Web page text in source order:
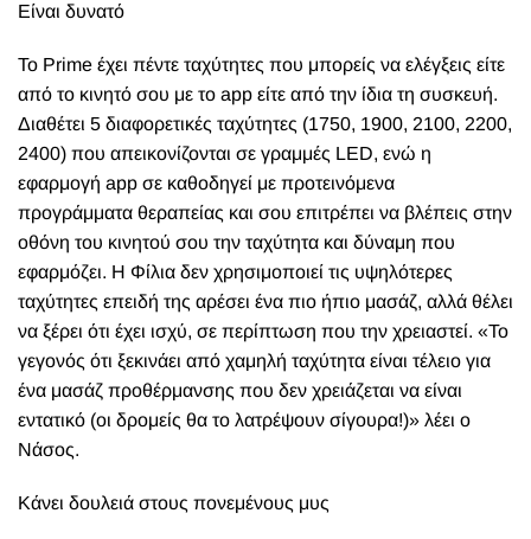
Είναι δυνατό
Το Prime έχει πέντε ταχύτητες που μπορείς να ελέγξεις είτε
από το κινητό σου με το app είτε από την ίδια τη συσκευή.
Διαθέτει 5 διαφορετικές ταχύτητες (1750, 1900, 2100, 2200,
2400) που απεικονίζονται σε γραμμές LED, ενώ η
εφαρμογή app σε καθοδηγεί με προτεινόμενα
προγράμματα θεραπείας και σου επιτρέπει να βλέπεις στην
οθόνη του κινητού σου την ταχύτητα και δύναμη που
εφαρμόζει. Η Φίλια δεν χρησιμοποιεί τις υψηλότερες
ταχύτητες επειδή της αρέσει ένα πιο ήπιο μασάζ, αλλά θέλει
να ξέρει ότι έχει ισχύ, σε περίπτωση που την χρειαστεί. «Το
γεγονός ότι ξεκινάει από χαμηλή ταχύτητα είναι τέλειο για
ένα μασάζ προθέρμανσης που δεν χρειάζεται να είναι
εντατικό (οι δρομείς θα το λατρέψουν σίγουρα!)» λέει ο
Νάσος.
Κάνει δουλειά στους πονεμένους μυς